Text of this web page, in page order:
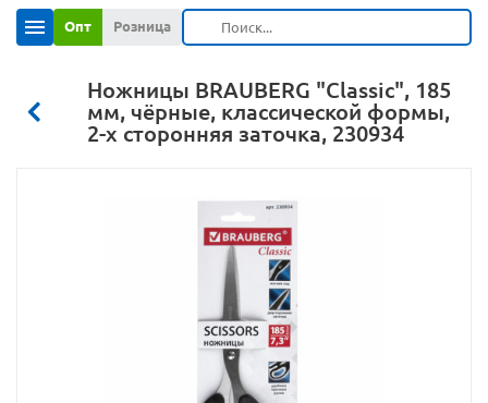
Опт Розница
Ножницы BRAUBERG "Classic", 185
мм, чёрные, классической формы,
2-х сторонняя заточка, 230934